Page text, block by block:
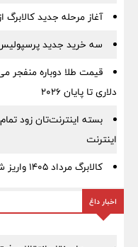
آغاز مرحله جدید کالابرگ از ۱۵
سه خرید جدید
دلاری تا پایان ۲۰۲۶
بسته اینترنت‌تان زود
اینترنت
کالابرگ مرداد ۱۴۰۵ واریز شد + جدول زمان و مبلغ کالابرگ
اخبار داغ